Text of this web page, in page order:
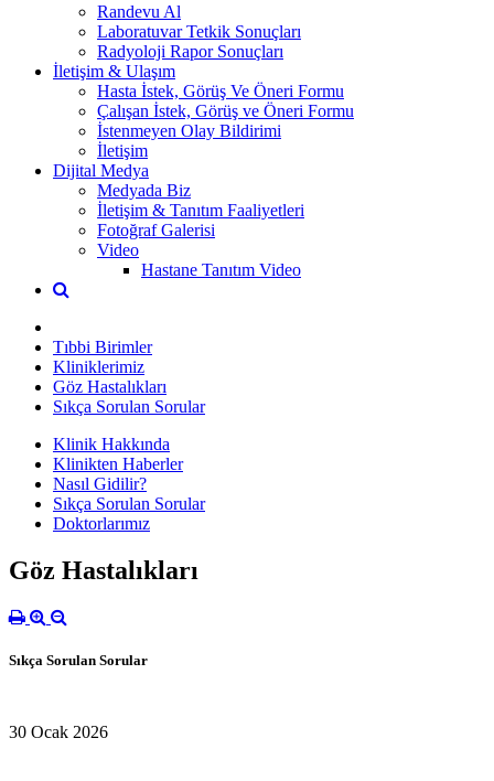
Randevu Al
Laboratuvar Tetkik Sonuçları
Radyoloji Rapor Sonuçları
İletişim & Ulaşım
Hasta İstek, Görüş Ve Öneri Formu
Çalışan İstek, Görüş ve Öneri Formu
İstenmeyen Olay Bildirimi
İletişim
Dijital Medya
Medyada Biz
İletişim & Tanıtım Faaliyetleri
Fotoğraf Galerisi
Video
Hastane Tanıtım Video
Tıbbi Birimler
Kliniklerimiz
Göz Hastalıkları
Sıkça Sorulan Sorular
Klinik Hakkında
Klinikten Haberler
Nasıl Gidilir?
Sıkça Sorulan Sorular
Doktorlarımız
Göz Hastalıkları
Sıkça Sorulan Sorular
30 Ocak 2026